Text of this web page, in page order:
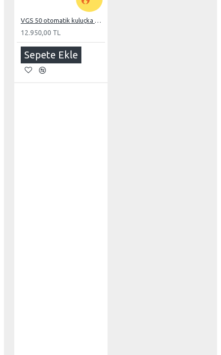
VGS 50 otomatik kuluçka makinesi
12.950,00 TL
Sepete Ekle